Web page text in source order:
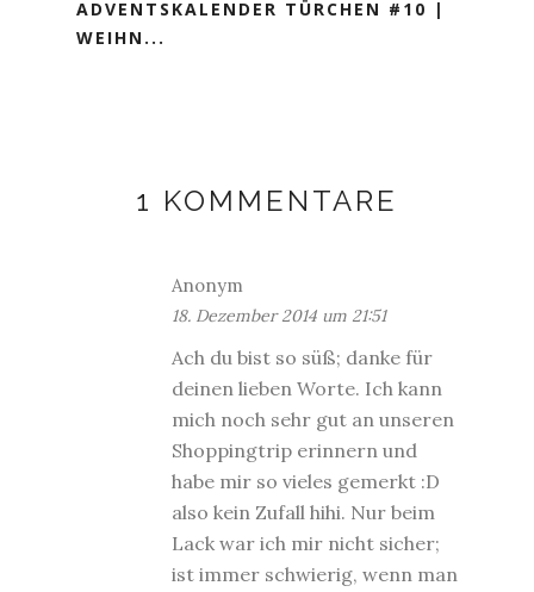
ADVENTSKALENDER TÜRCHEN #10 |
WEIHN...
1 KOMMENTARE
Anonym
18. Dezember 2014 um 21:51
Ach du bist so süß; danke für
deinen lieben Worte. Ich kann
mich noch sehr gut an unseren
Shoppingtrip erinnern und
habe mir so vieles gemerkt :D
also kein Zufall hihi. Nur beim
Lack war ich mir nicht sicher;
ist immer schwierig, wenn man